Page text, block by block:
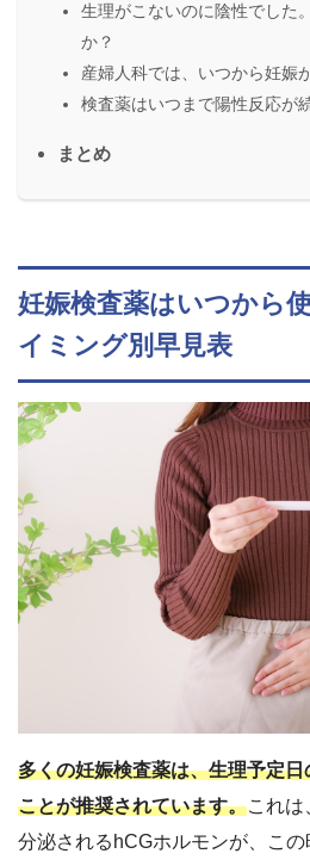
生理がこないのに陰性でした
か？
産婦人科では、いつから妊娠
検査薬はいつまで陽性反応が
まとめ
妊娠検査薬はいつから
イミング別早見表
多くの妊娠検査薬は、生理予定
ことが推奨されています。これは
分泌されるhCGホルモンが、こ